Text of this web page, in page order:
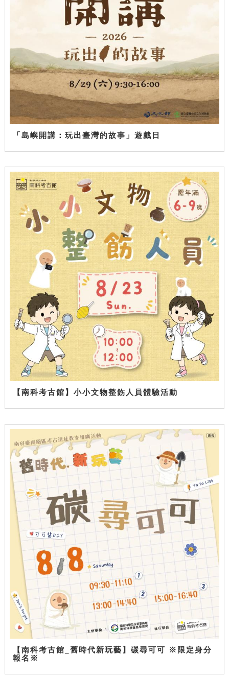
「島嶼開講：玩出臺灣的故事」遊戲日
【南科考古館】小小文物整飭人員體驗活動
【南科考古館_舊時代新玩藝】碳尋可可 ※限定身分
報名※